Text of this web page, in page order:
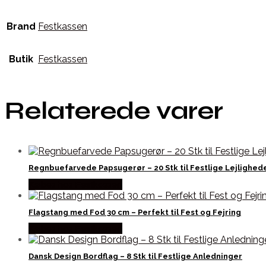
Brand Festkassen
Butik Festkassen
Relaterede varer
Regnbuefarvede Papsugerør – 20 Stk til Festlige
Flagstang med Fod 30 cm – Perfekt til Fest og Fejring
Dansk Design Bordflag – 8 Stk til Festlige Anledninger